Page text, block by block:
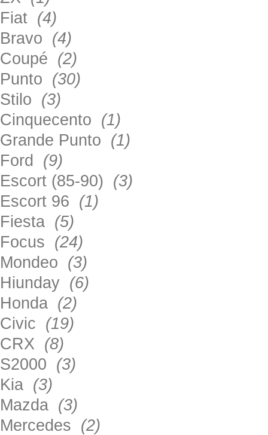
Fiat (4)
Bravo (4)
Coupé (2)
Punto (30)
Stilo (3)
Cinquecento (1)
Grande Punto (1)
Ford (9)
Escort (85-90) (3)
Escort 96 (1)
Fiesta (5)
Focus (24)
Mondeo (3)
Hiunday (6)
Honda (2)
Civic (19)
CRX (8)
S2000 (3)
Kia (3)
Mazda (3)
Mercedes (2)